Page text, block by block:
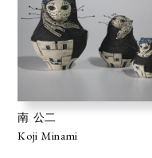
南 公二
Koji Minami